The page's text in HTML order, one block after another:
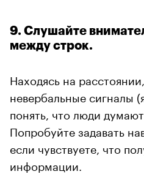
9. Слушайте
между строк.
Находясь на
невербальные сигналы
понять, что люди
Попробуйте задавать
если чувствуете, что
информации.